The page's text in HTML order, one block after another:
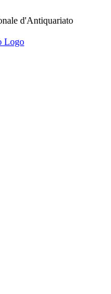
d'Antiquariato